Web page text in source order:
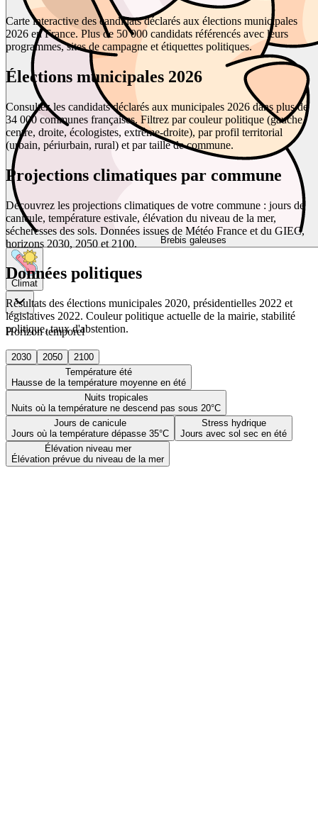
Brebis galeuses
Climat
Horizon temporel
2030 2050
2100
Température été
Hausse de la température moyenne en été
Nuits tropicales
Nuits où la température ne descend pas sous 20°C
Jours de canicule
Jours où la température dépasse 35°C
Stress hydrique
Jours avec sol sec en été
Élévation niveau mer
Élévation prévue du niveau de la mer
Carte interactive des candidats déclarés aux élections municipales
2026 en France. Plus de 50 000 candidats référencés avec leurs
programmes, sites de campagne et étiquettes politiques.
Élections municipales 2026
Consultez les candidats déclarés aux municipales 2026 dans plus de
34 000 communes françaises. Filtrez par couleur politique (gauche,
centre, droite, écologistes, extrême-droite), par profil territorial
(urbain, périurbain, rural) et par taille de commune.
Projections climatiques par commune
Découvrez les projections climatiques de votre commune : jours de
canicule, température estivale, élévation du niveau de la mer,
sécheresses des sols. Données issues de Météo France et du GIEC,
horizons 2030, 2050 et 2100.
Données politiques
Résultats des élections municipales 2020, présidentielles 2022 et
législatives 2022. Couleur politique actuelle de la mairie, stabilité
politique, taux d'abstention.